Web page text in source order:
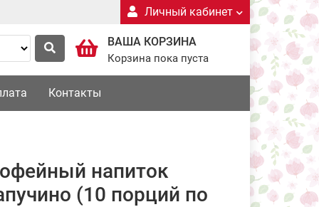
Личный кабинет
ВАША КОРЗИНА
Корзина пока пуста
Контакты
напиток
(10 порций по